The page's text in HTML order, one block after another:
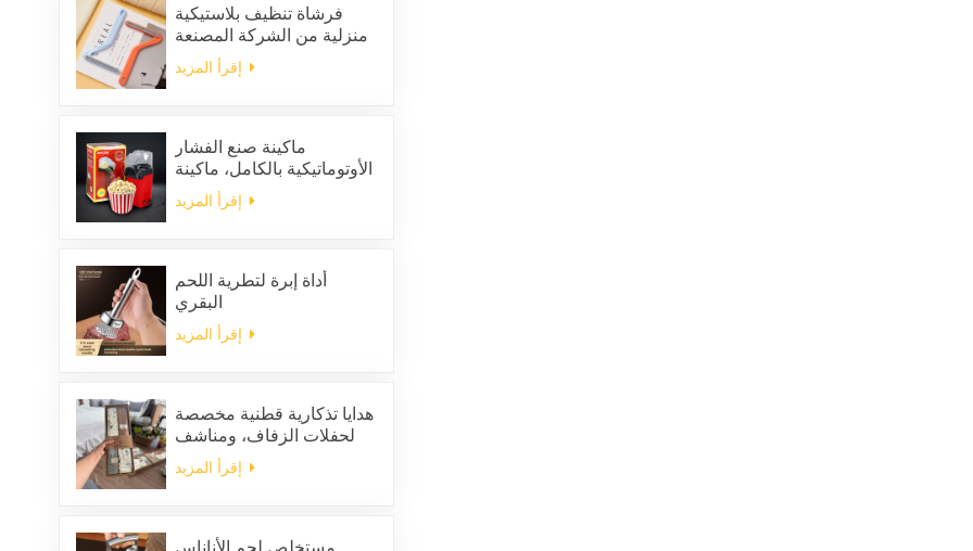
فرشاة تنظيف بلاستيكية
منزلية من الشركة المصنعة
لإزالة الشعر الساكن من
الملابس
ماكينة صنع الفشار
الأوتوماتيكية بالكامل، ماكينة
صنع الفشار المنزلية
المحمولة
أداة إبرة لتطرية اللحم
البقري
هدايا تذكارية قطنية مخصصة
لحفلات الزفاف، ومناشف
مطبخ منزلية للتنظيف،
ومجموعة هدايا من المناديل